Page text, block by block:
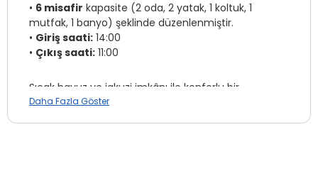
• 6 misafir kapasite (2 oda, 2 yatak, 1 koltuk, 1
mutfak, 1 banyo) şeklinde düzenlenmiştir.
• Giriş saati: 14:00
• Çıkış saati: 11:00
Sıcak havuz ve jakuzi imkânı ile konforlu bir
konaklama sunar.
Daha Fazla Göster